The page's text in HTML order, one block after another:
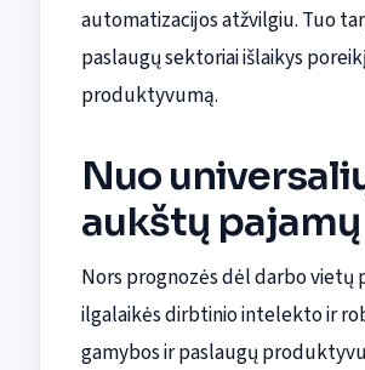
automatizacijos atžvilgiu. Tuo
paslaugų sektoriai išlaikys
produktyvumą.
Nuo
aukštų pajamų
Nors prognozės dėl darbo vietų
ilgalaikės dirbtinio intelekto ir
gamybos ir paslaugų